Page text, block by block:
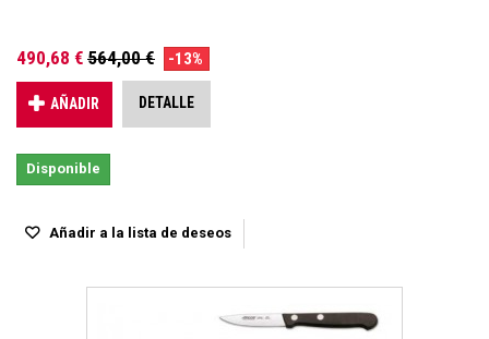
490,68 € 564,00 € -13%
AÑADIR DETALLE
Disponible
Añadir a la lista de deseos